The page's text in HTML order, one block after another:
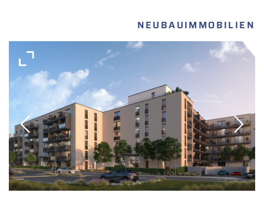
NEUBAUIMMOBILIEN